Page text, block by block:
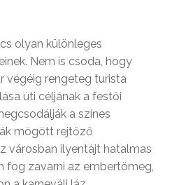
olyan különleges
Nem is csoda, hogy
végéig rengeteg turista
úti céljának a festői
a színes
mögött rejtőző
városban ilyentájt hatalmas
fog zavarni az embertömeg,